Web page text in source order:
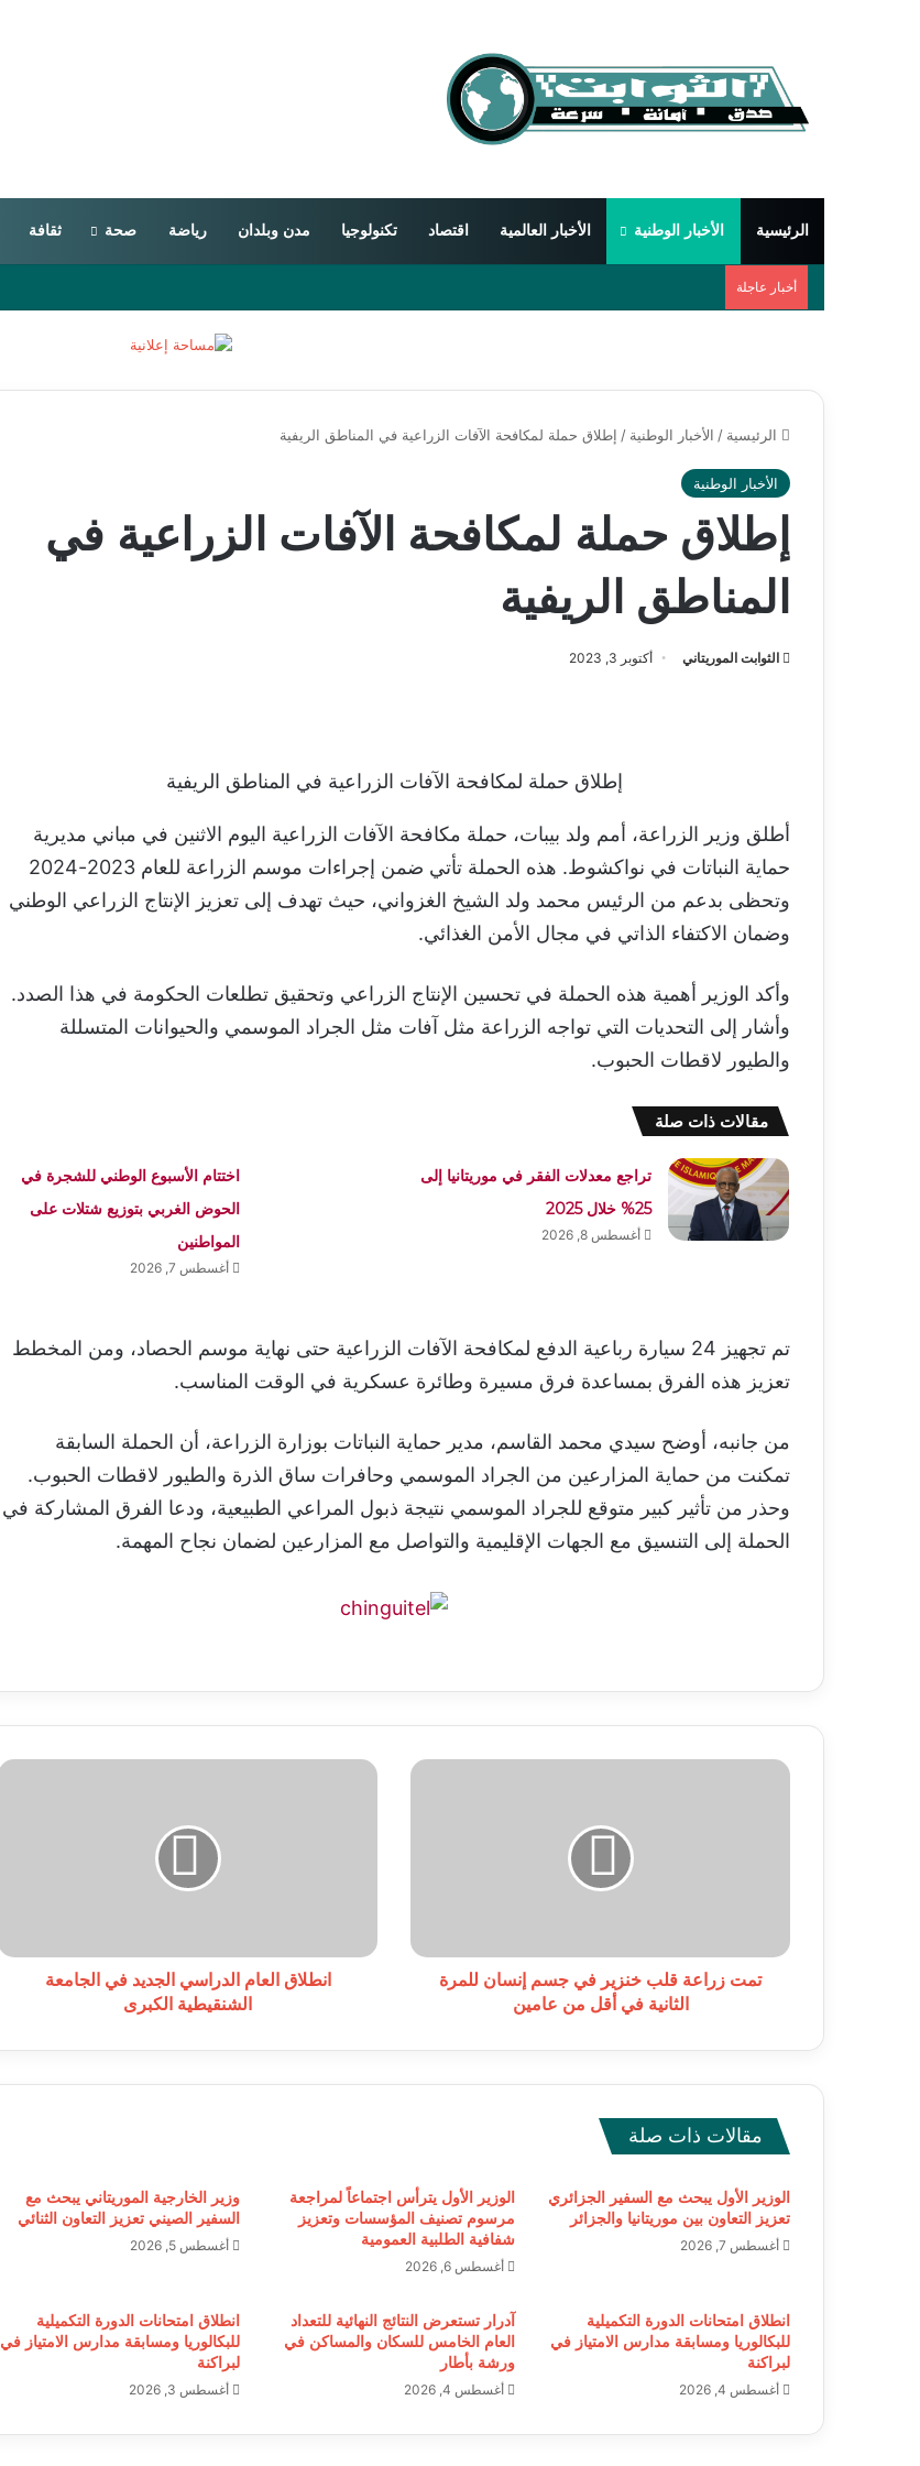
الرئيسية الأخبار الوطنية الأخبار العالمية اقتصاد تكنولوجيا مدن وبلدان رياضة صحة ثقافة
أخبار عاجلة
الرئيسية / الأخبار الوطنية / إطلاق حملة لمكافحة الآفات الزراعية في المناطق الريفية
الأخبار الوطنية
إطلاق حملة لمكافحة الآفات الزراعية في
المناطق الريفية
الثوابت الموريتاني أكتوبر 3, 2023
إطلاق حملة لمكافحة الآفات الزراعية في المناطق الريفية
أطلق وزير الزراعة، أمم ولد بيبات، حملة مكافحة الآفات الزراعية اليوم الاثنين في مباني مديرية
حماية النباتات في نواكشوط. هذه الحملة تأتي ضمن إجراءات موسم الزراعة للعام 2023-2024
وتحظى بدعم من الرئيس محمد ولد الشيخ الغزواني، حيث تهدف إلى تعزيز الإنتاج الزراعي الوطني
وضمان الاكتفاء الذاتي في مجال الأمن الغذائي.
وأكد الوزير أهمية هذه الحملة في تحسين الإنتاج الزراعي وتحقيق تطلعات الحكومة في هذا الصدد.
وأشار إلى التحديات التي تواجه الزراعة مثل آفات مثل الجراد الموسمي والحيوانات المتسللة
والطيور لاقطات الحبوب.
مقالات ذات صلة
تراجع معدلات الفقر في موريتانيا إلى
25% خلال 2025
أغسطس 8, 2026
اختتام الأسبوع الوطني للشجرة في
الحوض الغربي بتوزيع شتلات على
المواطنين
أغسطس 7, 2026
تم تجهيز 24 سيارة رباعية الدفع لمكافحة الآفات الزراعية حتى نهاية موسم الحصاد، ومن المخطط
تعزيز هذه الفرق بمساعدة فرق مسيرة وطائرة عسكرية في الوقت المناسب.
من جانبه، أوضح سيدي محمد القاسم، مدير حماية النباتات بوزارة الزراعة، أن الحملة السابقة
تمكنت من حماية المزارعين من الجراد الموسمي وحافرات ساق الذرة والطيور لاقطات الحبوب.
وحذر من تأثير كبير متوقع للجراد الموسمي نتيجة ذبول المراعي الطبيعية، ودعا الفرق المشاركة في
الحملة إلى التنسيق مع الجهات الإقليمية والتواصل مع المزارعين لضمان نجاح المهمة.
تمت
الثانية
عامين
تمت زراعة قلب خنزير في جسم إنسان للمرة
الثانية في أقل من عامين
انطلاق
انطلاق العام الدراسي الجديد في الجامعة
الشنقيطية الكبرى
مقالات ذات صلة
الوزير الأول يبحث مع السفير الجزائري
تعزيز التعاون بين موريتانيا والجزائر
أغسطس 7, 2026
الوزير الأول يترأس اجتماعاً لمراجعة
مرسوم تصنيف المؤسسات وتعزيز
شفافية الطلبية العمومية
أغسطس 6, 2026
وزير الخارجية الموريتاني يبحث مع
السفير الصيني تعزيز التعاون الثنائي
أغسطس 5, 2026
انطلاق امتحانات الدورة التكميلية
للبكالوريا ومسابقة مدارس الامتياز في
لبراكنة
أغسطس 4, 2026
آدرار تستعرض النتائج النهائية للتعداد
العام الخامس للسكان والمساكن في
ورشة بأطار
أغسطس 4, 2026
انطلاق امتحانات الدورة التكميلية
للبكالوريا ومسابقة مدارس الامتياز في
لبراكنة
أغسطس 3, 2026